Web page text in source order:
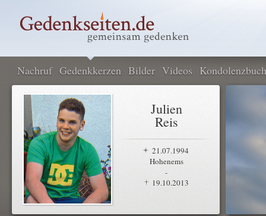
Nachruf Gedenkkerzen Bilder Videos Kondolenzbuch
Julien
Reis
21.07.1994
Hohenems
-
19.10.2013